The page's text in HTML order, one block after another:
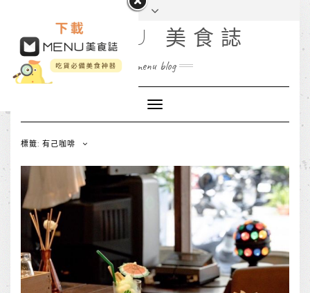
MENU 美食誌
menu blog
Toggle
Navigation
標籤: 有己咖啡